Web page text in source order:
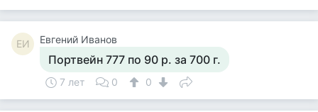
ЕИ Евгений Иванов
Портвейн 777 по 90 р. за 700 г.
7 лет 0 0